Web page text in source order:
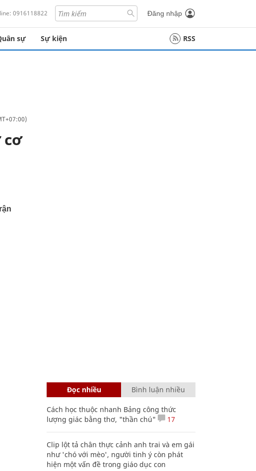
0916118822 Đăng nhập
sự Sự kiện RSS
cơ
Đọc nhiều Bình luận nhiều
Cách học thuộc nhanh Bảng công thức
lượng giác bằng thơ, "thần chú"
17
Clip lột tả chân thực cảnh anh trai và em gái
như 'chó với mèo', người tinh ý còn phát
hiện một vấn đề trong giáo dục con